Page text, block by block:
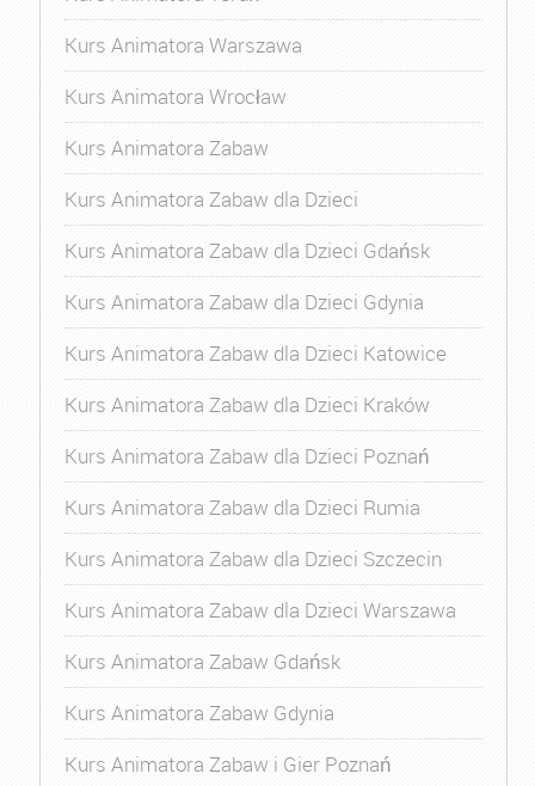
Kurs Animatora Warszawa
Kurs Animatora Wrocław
Kurs Animatora Zabaw
Kurs Animatora Zabaw dla Dzieci
Kurs Animatora Zabaw dla Dzieci Gdańsk
Kurs Animatora Zabaw dla Dzieci Gdynia
Kurs Animatora Zabaw dla Dzieci Katowice
Kurs Animatora Zabaw dla Dzieci Kraków
Kurs Animatora Zabaw dla Dzieci Poznań
Kurs Animatora Zabaw dla Dzieci Rumia
Kurs Animatora Zabaw dla Dzieci Szczecin
Kurs Animatora Zabaw dla Dzieci Warszawa
Kurs Animatora Zabaw Gdańsk
Kurs Animatora Zabaw Gdynia
Kurs Animatora Zabaw i Gier Poznań